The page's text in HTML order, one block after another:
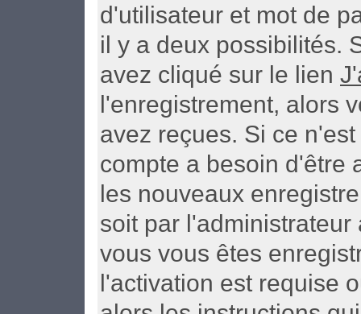
d'utilisateur et mot de
il y a deux possibilités.
avez cliqué sur le lien
l'enregistrement, alors
avez reçues. Si ce
compte a besoin d'être
les nouveaux
soit par
vous vous êtes
l'activation est requise